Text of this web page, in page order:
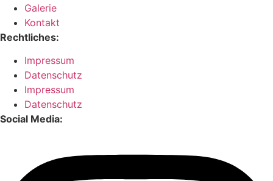
Galerie
Kontakt
Rechtliches:
Impressum
Datenschutz
Impressum
Datenschutz
Social Media: